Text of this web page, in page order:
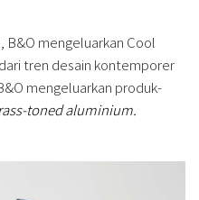
B&O mengeluarkan Cool
tren desain kontemporer
mengeluarkan produk-
toned aluminium.